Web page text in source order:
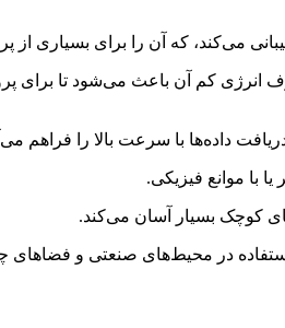
می‌کند، که آن را برای بسیاری
کم آن باعث می‌شود تا برای
با موانع فیزیکی.